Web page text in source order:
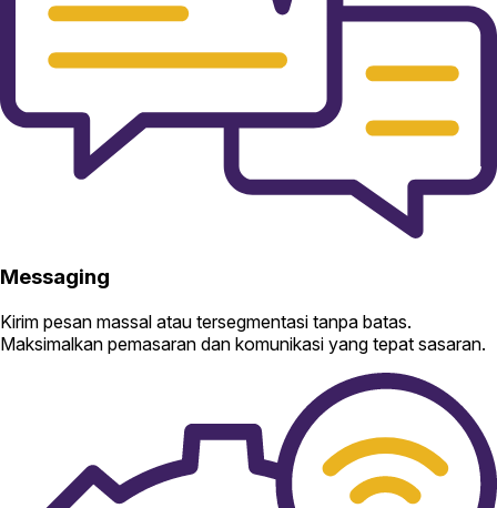
Messaging
Kirim pesan massal atau tersegmentasi tanpa batas.
Maksimalkan pemasaran dan komunikasi yang tepat sasaran.